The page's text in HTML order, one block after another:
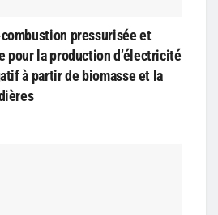
pressurisée et
pour la production d’électricité
à partir de biomasse et la